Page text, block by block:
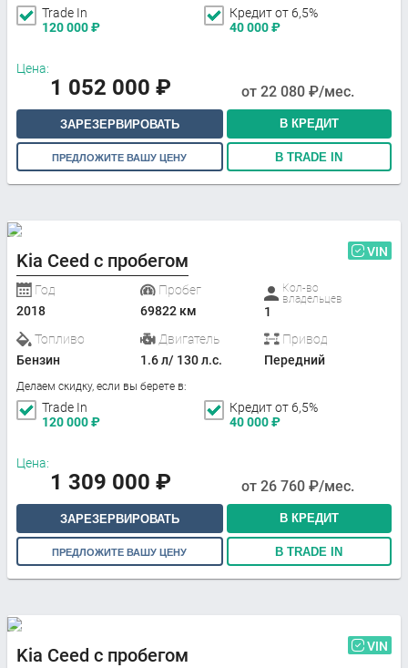
Trade In
120 000₽
Кредит от 6,5%
40 000₽
Цена:
1 052 000 ₽ от 22 080 ₽/мес.
ЗАРЕЗЕРВИРОВАТЬ В КРЕДИТ
ПРЕДЛОЖИТЕ ВАШУ ЦЕНУ В TRADE IN
Kia Ceed с пробегом VIN
Год
2018
Пробег
69822 км
Кол-во
владельцев
1
Топливо
Бензин
Двигатель
1.6 л/ 130 л.с.
Привод
Передний
Делаем скидку, если вы берете в:
Trade In
120 000₽
Кредит от 6,5%
40 000₽
Цена:
1 309 000 ₽ от 26 760 ₽/мес.
ЗАРЕЗЕРВИРОВАТЬ В КРЕДИТ
ПРЕДЛОЖИТЕ ВАШУ ЦЕНУ В TRADE IN
Kia Ceed с пробегом VIN